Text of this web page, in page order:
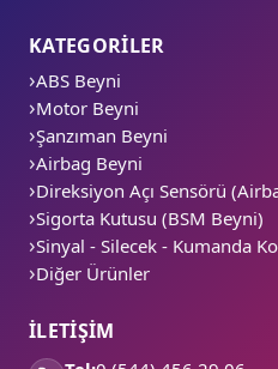
KATEGORİLER
ABS Beyni
Motor Beyni
Şanzıman Beyni
Airbag Beyni
Direksiyon Açı Sensörü
Sigorta Kutusu (BSM Beyni)
Sinyal - Silecek - Kumanda
Diğer Ürünler
İLETİŞİM